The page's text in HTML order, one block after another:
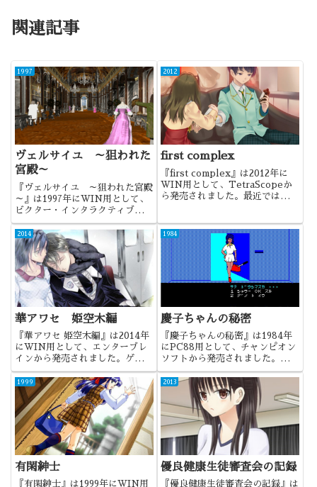
関連記事
1997
ヴェルサイユ ～狙われた
宮殿～
『ヴェルサイユ ～狙われた宮殿
～』は1997年にWIN用として、
ビクター・インタラクティブ・ソ
フトウェアから発売されました。
ヴェルサイユ宮殿を題材にした
MYST系のADVであり、360度
見渡せるCGが圧巻の作品でし
た。
2012
first complex
『first complex』は2012年に
WIN用として、TetraScopeか
ら発売されました。最近では『私
の作品になります。
2014
華アワセ 姫空木編
『華アワセ 姫空木編』は2014年
にWIN用として、エンターブレ
インから発売されました。ゲーム
つきムックとして発売された、
「華アワセ」シリーズの2作目に
なります。
1984
慶子ちゃんの秘密
『慶子ちゃんの秘密』は1984年
にPC88用として、チャンピオン
ソフトから発売されました。失踪
してしまった家庭教師の慶子ちゃ
んを探すという作品でしたね。
1999
有閑紳士
『有閑紳士』は1999年にWIN用
2013
優良健康生徒審査会の記録
『優良健康生徒審査会の記録』は